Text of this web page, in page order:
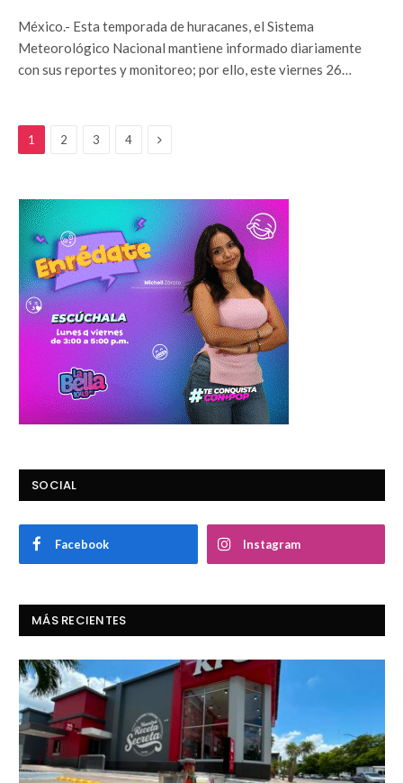
México.- Esta temporada de huracanes, el Sistema
Meteorológico Nacional mantiene informado diariamente
con sus reportes y monitoreo; por ello, este viernes 26…
1 2 3 4 Siguiente
SOCIAL
Facebook Instagram
MÁS RECIENTES